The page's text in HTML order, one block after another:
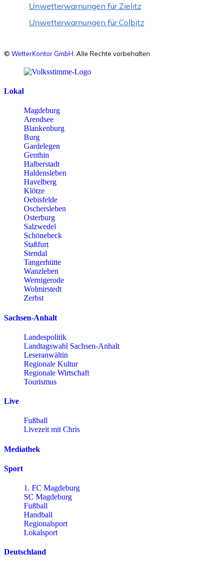
Unwetterwarnungen für Zielitz
Unwetterwarnungen für Colbitz
© WetterKontor GmbH . Alle Rechte vorbehalten
Lokal
Magdeburg
Arendsee
Blankenburg
Burg
Gardelegen
Genthin
Halberstadt
Haldensleben
Havelberg
Klötze
Oebisfelde
Oschersleben
Osterburg
Salzwedel
Schönebeck
Staßfurt
Stendal
Tangerhütte
Wanzleben
Wernigerode
Wolmirstedt
Zerbst
Sachsen-Anhalt
Landespolitik
Landtagswahl Sachsen-Anhalt
Leseranwältin
Regionale Kultur
Regionale Wirtschaft
Tourismus
Live
Fußball
Livezeit mit Chris
Mediathek
Sport
1. FC Magdeburg
SC Magdeburg
Fußball
Handball
Regionalsport
Lokalsport
Deutschland